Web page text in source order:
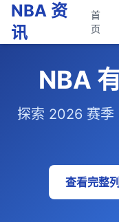
NBA 资
讯
首
页
NBA
探索 2026 赛季
查看完整